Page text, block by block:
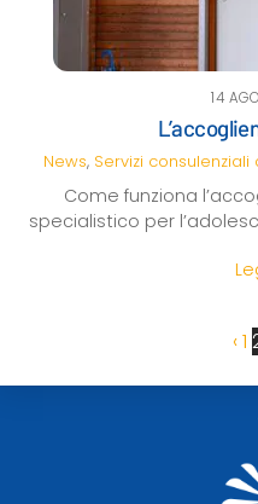
14
News, Servizi consulenziali
Come funziona
specialistico per
‹1